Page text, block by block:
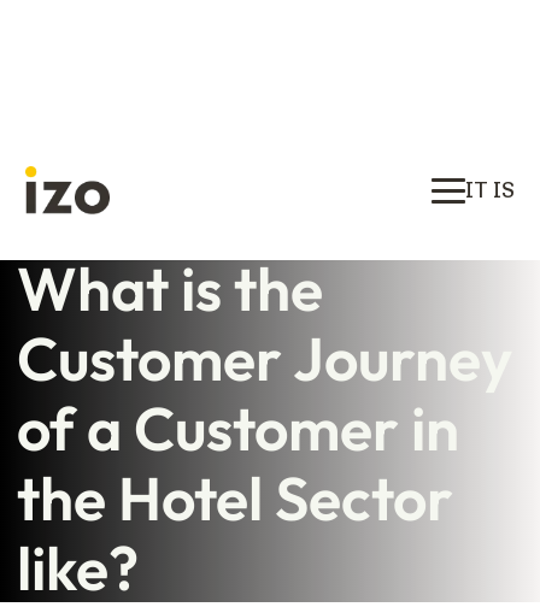
IT IS
What is the
Customer Journey
of a Customer in
the Hotel Sector
like?